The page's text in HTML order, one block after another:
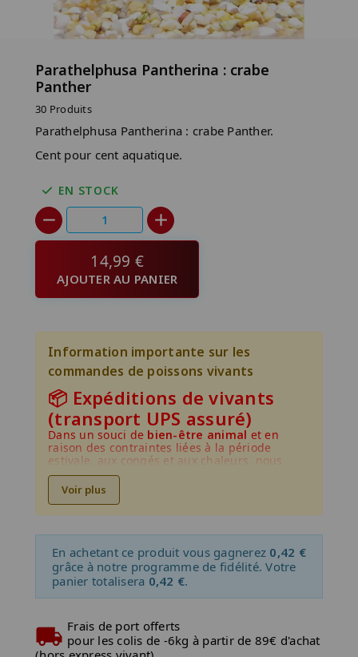
Parathelphusa Pantherina : crabe
Panther
30 Produits
Parathelphusa Pantherina : crabe Panther.
Cent pour cent aquatique.
EN STOCK
14,99 €
AJOUTER AU PANIER
Information importante sur les
commandes de poissons vivants
📦 Expéditions de vivants
(transport UPS assuré)
Dans un souci de bien-être animal et en
raison des contraintes liées à la période
estivale, aux congés et aux chaleurs, nous
vous informons qu'il n'y aura pas d'expédition
tout le mois de juillet et aout.
septembre
Chez Aquadesigner, notre priorité est de vous
offrir un large choix de poissons de qualité.
Pour cela, tous nos poissons restent
stocks peuvent évoluer rapidement.
Pourquoi ?
Voir plus
En achetant ce produit vous gagnerez 0,42 €
grâce à notre programme de fidélité. Votre
panier totalisera 0,42 €.
Frais de port offerts
pour les colis de -6kg à partir de 89€ d'achat